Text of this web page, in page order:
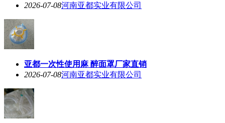
2026-07-08河南亚都实业有限公司
亚都一次性使用麻 醉面罩厂家直销
2026-07-08河南亚都实业有限公司